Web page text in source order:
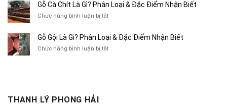
Cũ,
Xe
Cũ
TP.HCM
Sách
Tạp
Chí
Địa
Chỉ
Bán
Áo
Gỗ Cà Chít Là Gì? Phân Loại & Đặc Điểm Nhận Biết
Chức năng bình luận bị tắtở
Chít
Là
Gỗ Gội Là Gì? Phân Loại & Đặc Điểm Nhận Biết
Chức năng bình luận bị tắtở
THANH LÝ PHONG HẢI